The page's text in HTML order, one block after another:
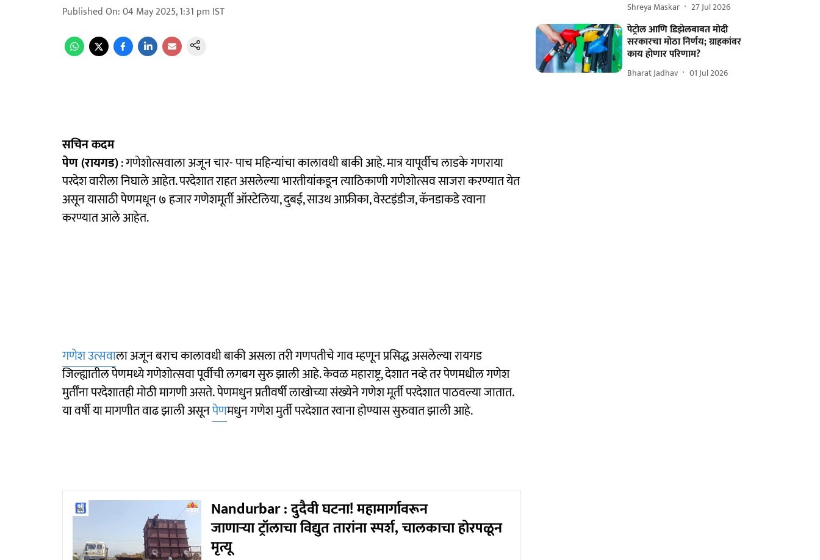
Published On:04 May 2025, 1:31 pm IST
सचिन कदम
पेण (रायगड): गणेशोत्सवाला अजून चार- पाच महिन्यांचा कालावधी बाकी आहे. मात्र यापूर्वीच लाडके गणराया
परदेश वारीला निघाले आहेत. परदेशात राहत असलेल्या भारतीयांकडून त्याठिकाणी गणेशोत्सव साजरा करण्यात येत
असून यासाठी पेणमधून ७ हजार गणेशमूर्ती ऑस्टेलिया, दुबई, साउथ आफ्रीका, वेस्टइंडीज, कॅनडाकडे रवाना
करण्यात आले आहेत.
गणेश उत्सवाला अजून बराच कालावधी बाकी असला तरी गणपतीचे गाव म्हणून प्रसिद्ध असलेल्या रायगड
जिल्ह्यातील पेणमध्ये गणेशोत्सवा पूर्वीची लगबग सुरु झाली आहे. केवळ महाराष्ट्र, देशात नव्हे तर पेणमधील गणेश
मुर्तींना परदेशातही मोठी मागणी असते. पेणमधुन प्रतीवर्षी लाखोच्या संख्येने गणेश मूर्ती परदेशात पाठवल्या जातात.
या वर्षी या मागणीत वाढ झाली असूनपेणमधुन गणेश मुर्ती परदेशात रवाना होण्यास सुरुवात झाली आहे.
Nandurbar : दुदैवी घटना! महामार्गावरून
जाणाऱ्या ट्रॉलाचा विद्युत तारांना स्पर्श, चालकाचा होरपळून
मृत्यू
Shreya Maskar 27 Jul 2026
पेट्रोल आणि डिझेलबाबत मोदी
सरकारचा मोठा निर्णय; ग्राहकांवर
काय होणार परिणाम?
Bharat Jadhav 01 Jul 2026